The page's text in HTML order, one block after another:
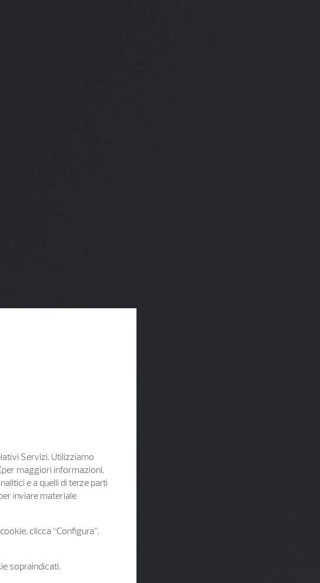
Servizi. Utilizziamo
maggiori informazioni,
e a quelli di terze parti
inviare materiale
clicca “Configura”,
sopraindicati.